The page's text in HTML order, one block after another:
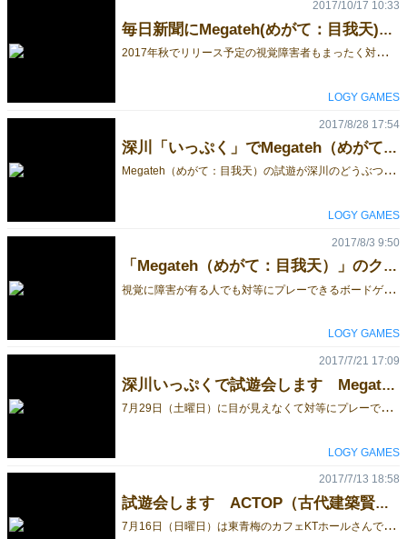
毎日新聞にMegateh(めがて：目我天)の紹介記事が載りました
2
017年秋でリリース予定の視覚障害者もまったく対等に遊べる新作ゲームMegateh(めがて：目我天)の紹介記事が、10月13日発行の毎日新聞夕刊社会面で掲載されました。とても好い記事を書いてもらいました。 視覚障害者が音声補助や目の見える人の助けが無くても、何の障害もなくプレーできるゲームは世界中をみてもほとんどありません。このゲームが健常者と視覚障害者の理解を深めてバリアを少しでも低く出来るきっかけになってくれれば良いなと思っています。 掲載記事画像を添付しますので、是非ご一読いただけると嬉しく思います。 それでは皆さん12月のゲームマーケットでお会いしましょう。 LOGY GAMES ギフトボックス山本
2017/10/17 10:33
LOGY GAMES
深川「いっぷく」でMegateh（めがて：目我天）が遊べます！
M
egateh（めがて：目我天）の試遊が深川のどうぶつしょうぎカフェ「いっぷく」でカフェ営業中ならいつでも試遊できるようになりました。お店で予約販売も可能です。お店に行ったらオーナーの藤田麻衣子さん（どうぶつしょうぎの開発者・イラスト考案者）にお尋ねください。 その他にも世界中の色々なボードゲーム（主にアブストラクト系）が楽しめます。 お近くのいらした方は是非足を運んでみてください。 ●深川どうぶつしょうぎカフェ「いっぷく」 http://www.fukagawa-ippuku.com/ 135-0021 東京都江東区白河3-2-15 カフェ営業は毎週木曜日～日曜日 TEL&FAX 03-3641-3477 Megateh（めがて：目我天）の正式販売リリースは11月を予定しています。12月のゲームマーケットでご購入できます。 視覚障害者施設への寄贈とご自分用の予約販売はCAMPFIREのクラウドファンディングからも申し込めます。11月にお届けします。 https://camp-fire.jp/projects/view/34609 [caption id="attachment_59524" align="alignleft" width="1024"] Megateh（めがて＝目我天）[/caption]
2017/8/28 17:54
LOGY GAMES
「Megateh（めがて：目我天）」のクラウドファンディングが始まりました。
視
覚に障害が有る人でも対等にプレーできるボードゲーム「Megateh（めがて：目我天）」のクラウドファンディングがCAMPFIREで本日公開しました。 より多くの視覚障害者の方々にゲームを楽しんでもらうため視覚障害者施設にゲームを贈る寄付型のクラウドファンディングです。もちろんご自身用にゲームを購入することもできます。 9月26日までの長丁場です。ご支援をよろしくお願いします。 LOGY GAMES ギフトボックス山本 https://camp-fire.jp/projects/view/34609 Megateh（めがて：目我天）は＜視覚障害者用のゲームでなく、視覚に障害が有る無しに関わらず誰でも何の支障もなく対等にプレーできるボードゲームです＞。目の見える人も不自由な人も、同じテーブルに座り、楽しくおしゃべりをしながらゲームを楽しむ。その実現に向けてこのプロジェクトを展開します。
2017/8/3 9:50
LOGY GAMES
深川いっぷくで試遊会します Megateh（めがて＝目我天）
7
月29日（土曜日）に目が見えなくて対等にプレーできるゲームMegateh（めがて：目我天）の試遊会をします。アイマスクも用意しておきますので、目隠し体験もできます。ご興味のある方は是非ご参加ください。 https://www.facebook.com/events/1813337205647369/?active_tab=about … 場所は深川のどうぶつしょうぎカフェ「いっぷく」です。午後3時～5時 〒135-0021 東京都 江東区白河3-2-15 03-3641-3477 参加費無料ですが、カフェなので1ドリンクオーダー、飲食代は別途です。 [caption id="attachment_59605" align="alignleft" width="1024"] 「Megateh（めがて＝目我天）」[/caption] [caption id="attachment_59524" align="alignleft" width="1024"] Megateh（めがて＝目我天）[/caption]
2017/7/21 17:09
LOGY GAMES
試遊会します ACTOP（古代建築賢者の塔）＆Megateh（めがて＝目我天）
7
月16日（日曜日）は東青梅のカフェKTホールさんで、ACTOP（古代建築賢者の塔）の挑戦イベントします。完成したら賞品あります。お暇な方は是非。10時～3時予定です。3時～は青梅のガチャマンナイトに移動します。大忙しです。 ACTOP（古代建築賢者の塔）は東京おもちゃ美術館のグッド・トイ2017に選定されたゲームです。 イベントは25ｍｍキューブの大きなバージョンです。お楽しみに。75ｍｍ角の巨大版じゃないよ。 ついでにMegate(めがて＝目我天）の試遊会もしています。目隠ししてゲームに挑戦してみませんか？同時に2ゲームなんて、なんて欲張りなんだ！ KTホール所在地 ： 〒198-0041 東京都青梅市 勝沼３丁目７８ 探してね。 山本
2017/7/13 18:58